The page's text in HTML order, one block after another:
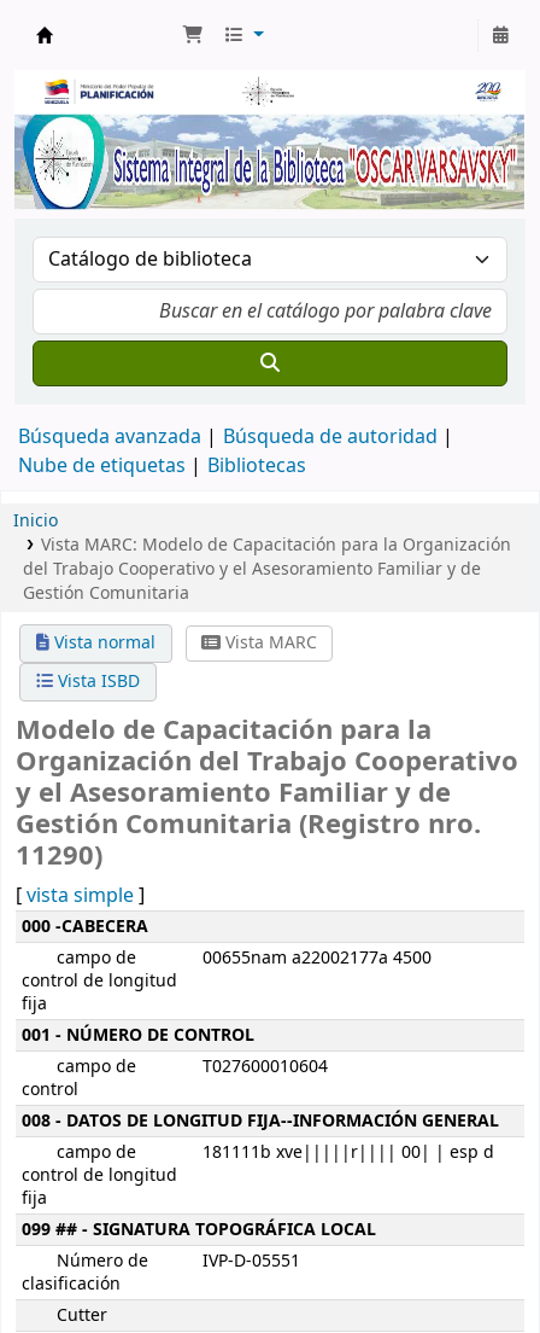
Búsqueda avanzada
Búsqueda de autoridad
Nube de etiquetas
Bibliotecas
Inicio
Vista MARC: Modelo de Capacitación para la Organización
del Trabajo Cooperativo y el Asesoramiento Familiar y de
Gestión Comunitaria
Vista normal
Vista MARC
Vista ISBD
Modelo de Capacitación para la
Organización del Trabajo Cooperativo
y el Asesoramiento Familiar y de
Gestión Comunitaria (Registro nro.
11290)
[vista simple]
Detalles MARC
000 -CABECERA
campo de
control de longitud
fija
00655nam a22002177a 4500
001 - NÚMERO DE CONTROL
campo de
control
T027600010604
008 - DATOS DE LONGITUD FIJA--INFORMACIÓN GENERAL
campo de
control de longitud
fija
181111b xve|||||r|||| 00| | esp d
099 ## - SIGNATURA TOPOGRÁFICA LOCAL
Número de
clasificación
IVP-D-05551
Cutter